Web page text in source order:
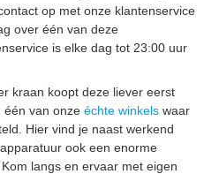
op met onze klantenservice
over één van deze
is elke dag tot 23:00 uur
kraan koopt deze liever eerst
één van onze échte winkels waar
Hier vind je naast werkend
ook een enorme
langs en ervaar met eigen